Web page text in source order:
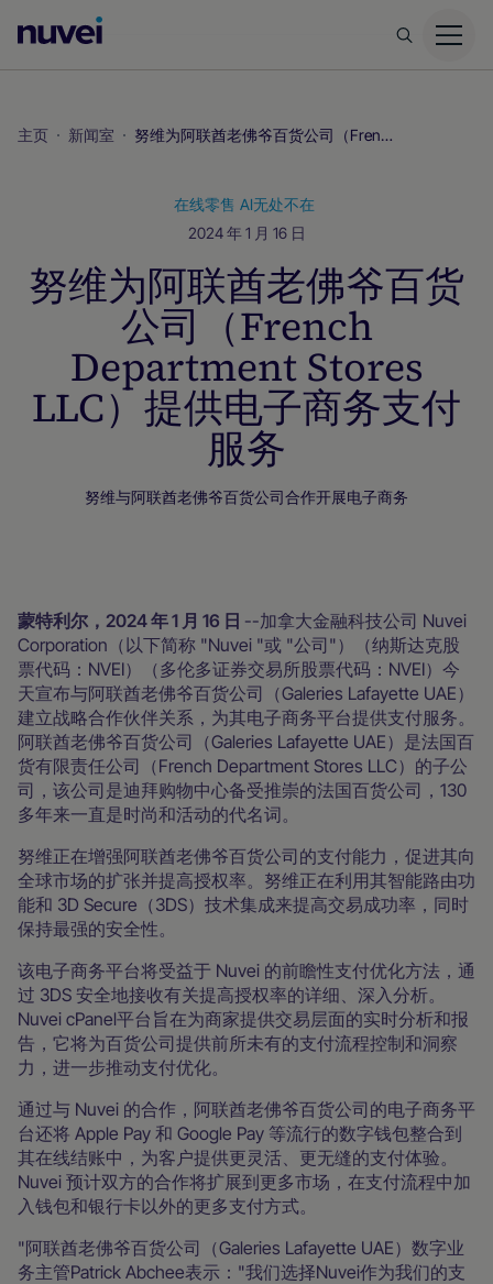
主
主页 新闻室 努维为阿联酋老佛爷百货公司（French Department Stores LLC）提供电子商务支付服务
在线零售 AI无处不在
2024 年 1 月 16 日
努维为阿联酋老佛爷百货
公司（French
Department Stores
LLC）提供电子商务支付
服务
努维与阿联酋老佛爷百货公司合作开展电子商务
蒙特利尔，2024 年 1 月 16 日 --加拿大金融科技公司 Nuvei
Corporation（以下简称 "Nuvei "或 "公司"）（纳斯达克股
票代码：NVEI）（多伦多证券交易所股票代码：NVEI）今
天宣布与阿联酋老佛爷百货公司（Galeries Lafayette UAE）
建立战略合作伙伴关系，为其电子商务平台提供支付服务。
阿联酋老佛爷百货公司（Galeries Lafayette UAE）是法国百
货有限责任公司（French Department Stores LLC）的子公
司，该公司是迪拜购物中心备受推崇的法国百货公司，130
多年来一直是时尚和活动的代名词。
努维正在增强阿联酋老佛爷百货公司的支付能力，促进其向
全球市场的扩张并提高授权率。努维正在利用其智能路由功
能和 3D Secure（3DS）技术集成来提高交易成功率，同时
保持最强的安全性。
该电子商务平台将受益于 Nuvei 的前瞻性支付优化方法，通
过 3DS 安全地接收有关提高授权率的详细、深入分析。
Nuvei cPanel平台旨在为商家提供交易层面的实时分析和报
告，它将为百货公司提供前所未有的支付流程控制和洞察
力，进一步推动支付优化。
通过与 Nuvei 的合作，阿联酋老佛爷百货公司的电子商务平
台还将 Apple Pay 和 Google Pay 等流行的数字钱包整合到
其在线结账中，为客户提供更灵活、更无缝的支付体验。
Nuvei 预计双方的合作将扩展到更多市场，在支付流程中加
入钱包和银行卡以外的更多支付方式。
"阿联酋老佛爷百货公司（Galeries Lafayette UAE）数字业
务主管Patrick Abchee表示："我们选择Nuvei作为我们的支